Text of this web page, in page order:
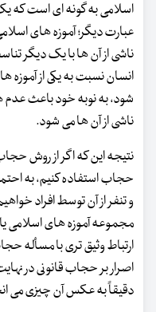
اسلامی به گونه ای است که
عبارت دیگر؛ آموزه های
ناشی از آن ها با یک دیگر
انسان نسبت به یکی از آموزه
شود، به نوبه خود باعث عدم
ناشی از آن ها می شود.
نتیجه این که اگر از روش
حجاب استفاده کنیم، به
و تنفر از آن توسط افراد
مجموعه آموزه های اسلامی یا
ارتباط وثیق تری با مسأله
اصرار بر حجاب قانونی در
دقیقاً به عکس آن چیزی می